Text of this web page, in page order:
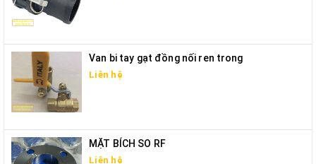
Van bi tay gạt đồng nối ren trong
Liên hệ
MẶT BÍCH SO RF
Liên hệ